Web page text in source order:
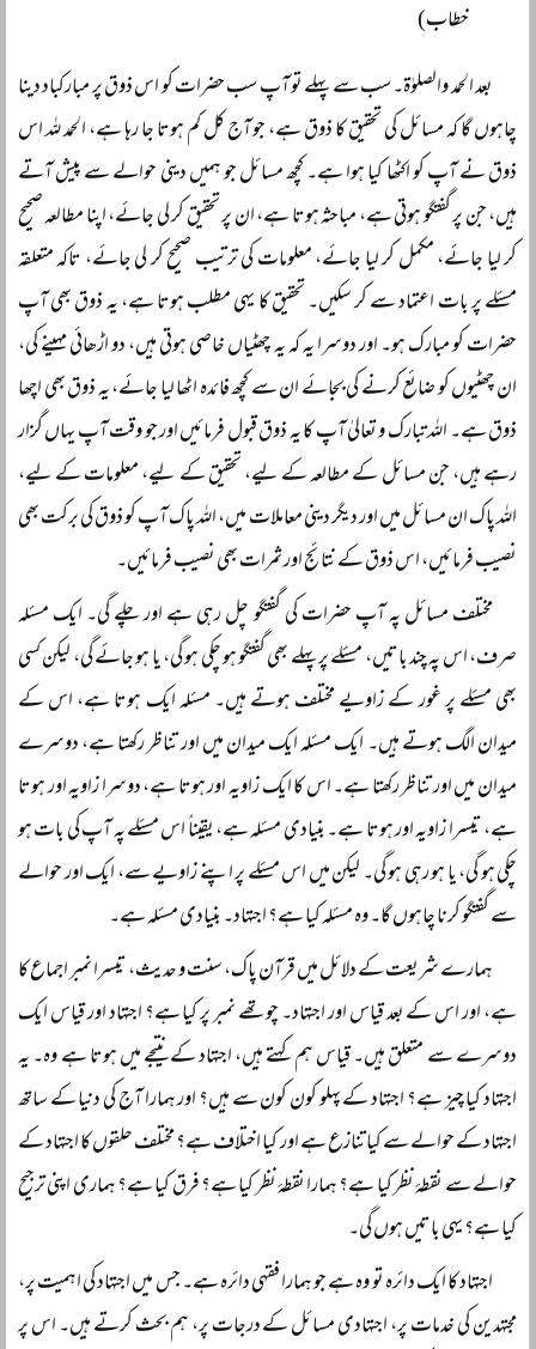
خطاب)
بعد الحمد والصلوٰۃ۔ سب سے پہلے تو آپ سب حضرات کو اس ذوق پر مبارکباد دینا
چاہوں گا کہ مسائل کی تحقیق کا ذوق ہے، جو آج کل کم ہوتا جا رہا ہے، الحمد للہ اس
ذوق نے آپ کو اکٹھا کیا ہوا ہے۔ کچھ مسائل جو ہمیں دینی حوالے سے پیش آتے
ہیں، جن پر گفتگو ہوتی ہے، مباحثہ ہوتا ہے، ان پر تحقیق کر لی جائے، اپنا مطالعہ صحیح
کر لیا جائے، مکمل کر لیا جائے، معلومات کی ترتیب صحیح کر لی جائے، تاکہ متعلقہ
مسئلے پر بات اعتماد سے کر سکیں۔ تحقیق کا یہی مطلب ہوتا ہے، یہ ذوق بھی آپ
حضرات کو مبارک ہو۔ اور دوسرا یہ کہ یہ چھٹیاں خاصی ہوتی ہیں، دو اڑھائی مہینے کی،
ان چھٹیوں کو ضائع کرنے کی بجائے ان سے کچھ فائدہ اٹھا لیا جائے، یہ ذوق بھی اچھا
ذوق ہے۔ اللہ تبارک و تعالیٰ آپ کا یہ ذوق قبول فرمائیں اور جو وقت آپ یہاں گزار
رہے ہیں، جن مسائل کے مطالعہ کے لیے، تحقیق کے لیے، معلومات کے لیے،
اللہ پاک ان مسائل میں اور دیگر دینی معاملات میں، اللہ پاک آپ کو ذوق کی برکت بھی
نصیب فرمائیں، اس ذوق کے نتائج اور ثمرات بھی نصیب فرمائیں۔
مختلف مسائل پہ آپ حضرات کی گفتگو چل رہی ہے اور چلے گی۔ ایک مسئلہ
صرف، اس پہ چند باتیں، مسئلے پر پہلے بھی گفتگو ہو چکی ہو گی، یا ہو جائے گی، لیکن کسی
بھی مسئلے پر غور کے زاویے مختلف ہوتے ہیں۔ مسئلہ ایک ہوتا ہے، اس کے
میدان الگ ہوتے ہیں۔ ایک مسئلہ ایک میدان میں اور تناظر رکھتا ہے، دوسرے
میدان میں اور تناظر رکھتا ہے۔ اس کا ایک زاویہ اور ہوتا ہے، دوسرا زاویہ اور ہوتا
ہے، تیسرا زاویہ اور ہوتا ہے۔ بنیادی مسئلہ ہے، یقیناً‌ اس مسئلے پہ آپ کی بات ہو
چکی ہو گی، یا ہو رہی ہو گی۔ لیکن میں اس مسئلے پر اپنے زاویے سے، ایک اور حوالے
سے گفتگو کرنا چاہوں گا۔ وہ مسئلہ کیا ہے؟ اجتہاد۔ بنیادی مسئلہ ہے۔
ہمارے شریعت کے دلائل میں قرآن پاک، سنت و حدیث، تیسرا نمبر اجماع کا
ہے، اور اس کے بعد قیاس اور اجتہاد۔ چوتھے نمبر پر کیا ہے؟ اجتہاد اور قیاس ایک
دوسرے سے متعلق ہیں۔ قیاس ہم کہتے ہیں، اجتہاد کے نتیجے میں ہوتا ہے وہ۔ یہ
اجتہاد کیا چیز ہے؟ اجتہاد کے پہلو کون کون سے ہیں؟ اور ہمارا آج کی دنیا کے ساتھ
اجتہاد کے حوالے سے کیا تنازع ہے اور کیا اختلاف ہے؟ مختلف حلقوں کا اجتہاد کے
حوالے سے نقطۂ نظر کیا ہے؟ ہمارا نقطۂ نظر کیا ہے؟ فرق کیا ہے؟ ہماری اپنی ترجیح
کیا ہے؟ یہی باتیں ہوں گی۔
اجتہاد کا ایک دائرہ تو وہ ہے جو ہمارا فقہی دائرہ ہے۔ جس میں اجتہاد کی اہمیت پر،
مجتہدین کی خدمات پر، اجتہادی مسائل کے درجات پر، ہم بحث کرتے ہیں۔ اس پر